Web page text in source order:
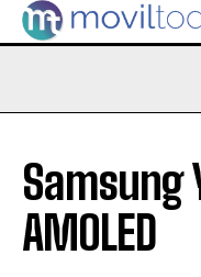
Samsung
AMOLED